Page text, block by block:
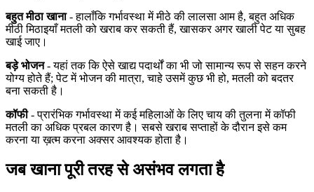
बहुत मीठा खाना- हालाँकि गर्भावस्था में मीठे की लालसा आम है, बहुत अधिक
मीठी मिठाइयाँ मतली को खराब कर सकती हैं, खासकर अगर खाली पेट या सुबह
खाई जाए।
बड़े भोजन- यहां तक ​​कि ऐसे खाद्य पदार्थों का भी जो सामान्य रूप से सहन करने
योग्य होते हैं; पेट में भोजन की मात्रा, चाहे उसमें कुछ भी हो, मतली को बदतर
बना सकती है।
कॉफी- प्रारंभिक गर्भावस्था में कई महिलाओं के लिए चाय की तुलना में कॉफी
मतली का अधिक प्रबल कारण है। सबसे खराब सप्ताहों के दौरान इसे कम
करना या ख़त्म करना अक्सर आवश्यक होता है।
जब खाना पूरी तरह से असंभव लगता है